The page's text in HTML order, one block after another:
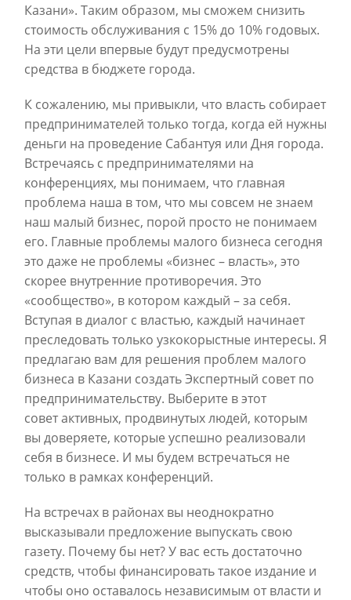
Казани». Таким образом, мы сможем снизить
стоимость обслуживания с 15% до 10% годовых.
На эти цели впервые будут предусмотрены
средства в бюджете города.
К сожалению, мы привыкли, что власть собирает
предпринимателей только тогда, когда ей нужны
деньги на проведение Сабантуя или Дня города.
Встречаясь с предпринимателями на
конференциях, мы понимаем, что главная
проблема наша в том, что мы совсем не знаем
наш малый бизнес, порой просто не понимаем
его. Главные проблемы малого бизнеса сегодня
это даже не проблемы «бизнес – власть», это
скорее внутренние противоречия. Это
«сообщество», в котором каждый – за себя.
Вступая в диалог с властью, каждый начинает
преследовать только узкокорыстные интересы. Я
предлагаю вам для решения проблем малого
бизнеса в Казани создать Экспертный совет по
предпринимательству. Выберите в этот
совет активных, продвинутых людей, которым
вы доверяете, которые успешно реализовали
себя в бизнесе. И мы будем встречаться не
только в рамках конференций.
На встречах в районах вы неоднократно
высказывали предложение выпускать свою
газету. Почему бы нет? У вас есть достаточно
средств, чтобы финансировать такое издание и
чтобы оно оставалось независимым от власти и